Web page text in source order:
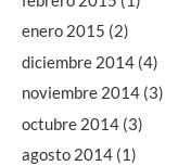
enero 2015 (2)
diciembre 2014 (4)
noviembre 2014 (3)
octubre 2014 (3)
agosto 2014 (1)